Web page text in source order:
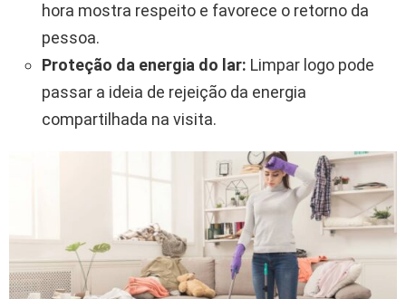
hora mostra respeito e favorece o retorno da
pessoa.
Proteção da energia do lar: Limpar logo pode
passar a ideia de rejeição da energia
compartilhada na visita.